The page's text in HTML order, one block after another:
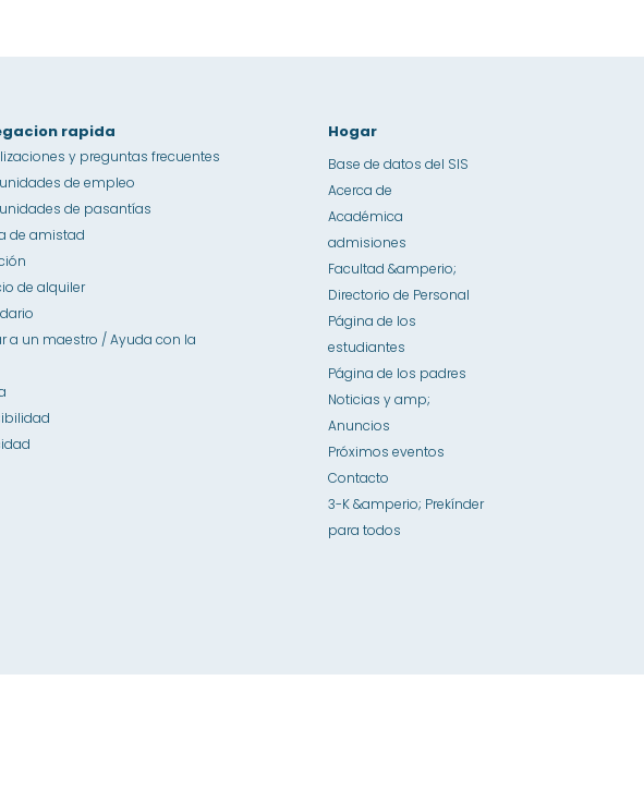
rapida
y preguntas frecuentes
de empleo
de pasantías
de amistad
de alquiler
a un maestro / Ayuda con la
Hogar
Base de datos del SIS
Acerca de
Académica
admisiones
Facultad &amperio;
Directorio de Personal
Página de los
estudiantes
Página de los padres
Noticias y amp;
Anuncios
Próximos eventos
Contacto
3-K &amperio; Prekínder
para todos